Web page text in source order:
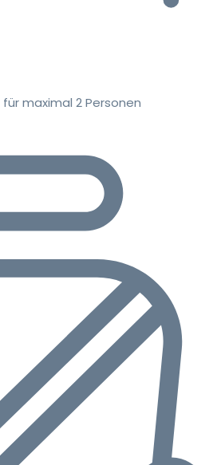
maximal 2 Personen